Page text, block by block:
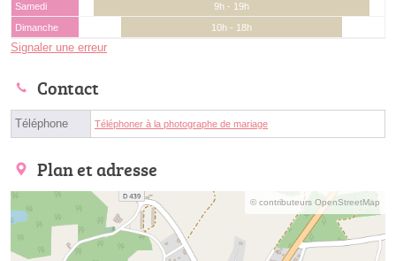
Samedi
9h - 19h
Dimanche
10h - 18h
Signaler une erreur
Contact
Téléphone Téléphoner à la photographe de mariage
Plan et adresse
© contributeurs OpenStreetMap